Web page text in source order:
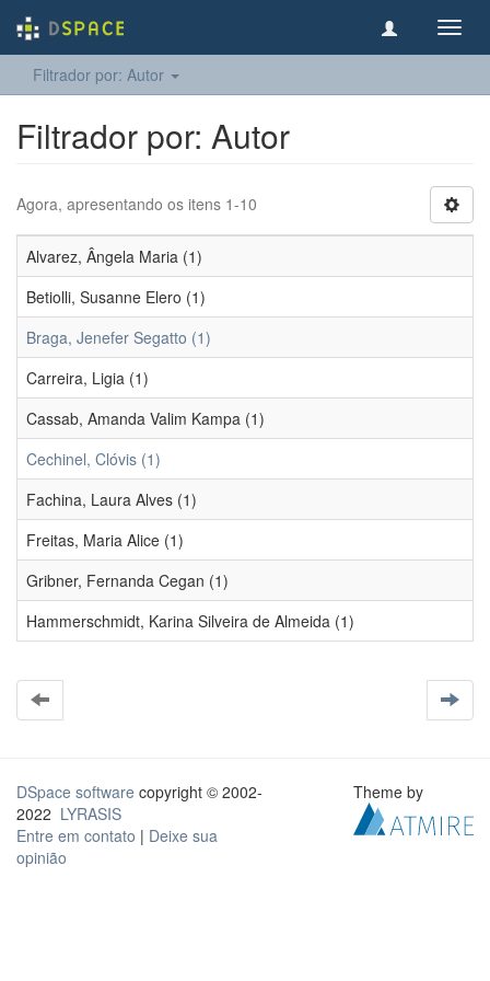
Filtrador por: Autor
Filtrador por: Autor
Agora, apresentando os itens 1-10
Alvarez, Ângela Maria (1)
Betiolli, Susanne Elero (1)
Braga, Jenefer Segatto (1)
Carreira, Ligia (1)
Cassab, Amanda Valim Kampa (1)
Cechinel, Clóvis (1)
Fachina, Laura Alves (1)
Freitas, Maria Alice (1)
Gribner, Fernanda Cegan (1)
Hammerschmidt, Karina Silveira de Almeida (1)
DSpace software copyright © 2002-
2022 LYRASIS
Entre em contato | Deixe sua
opinião
Theme by